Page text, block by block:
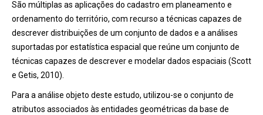
São múltiplas as aplicações do cadastro em planeamento e
ordenamento do território, com recurso a técnicas capazes de
descrever distribuições de um conjunto de dados e a análises
suportadas por estatística espacial que reúne um conjunto de
técnicas capazes de descrever e modelar dados espaciais (Scott
e Getis, 2010).
Para a análise objeto deste estudo, utilizou-se o conjunto de
atributos associados às entidades geométricas da base de